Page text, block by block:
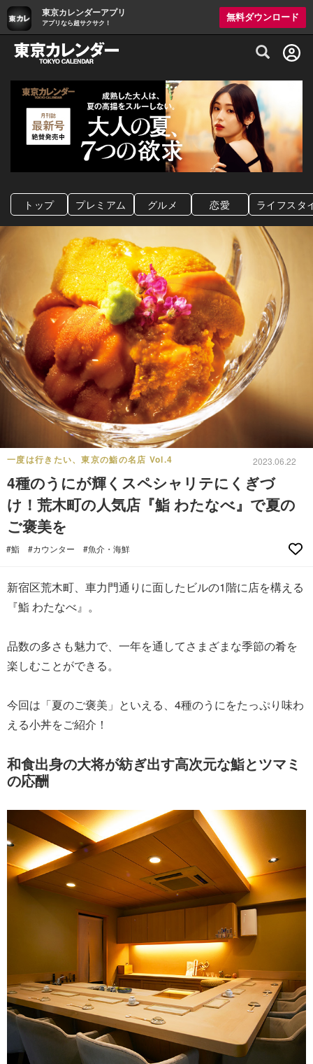
東京カレンダーアプリ
アプリなら超サクサク！
無料ダウンロード
グルメ情報・プレミアムレストラン予約
トップ プレミアム グルメ 恋愛 ライフスタ
一度は行きたい、東京の鮨の名店 Vol.4 2023.06.22
4種のうにが輝くスペシャリテにくぎづ
け！荒木町の人気店『鮨 わたなべ』で夏の
ご褒美を
#鮨 #カウンター #魚介・海鮮
新宿区荒木町、車力門通りに面したビルの1階に店を構える
『鮨 わたなべ』。
品数の多さも魅力で、一年を通してさまざまな季節の肴を
楽しむことができる。
今回は「夏のご褒美」といえる、4種のうにをたっぷり味わ
える小丼をご紹介！
和食出身の大将が紡ぎ出す高次元な鮨とツマミ
の応酬